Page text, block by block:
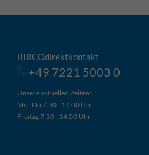
BIRCOdirektkontakt
+49 7221 5003 0
Unsere aktuellen Zeiten:
Mo–Do 7:30 - 17:00 Uhr
Freitag 7:30 - 14:00 Uhr